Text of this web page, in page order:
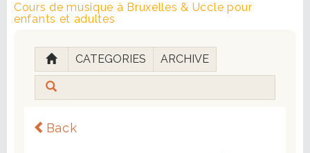
Cours de musique à Bruxelles & Uccle pour
enfants et adultes
CATEGORIES ARCHIVE
Back